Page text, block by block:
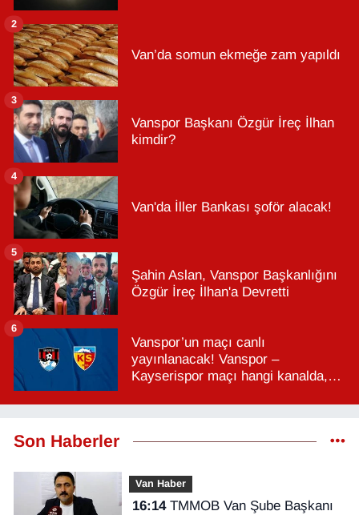
Van’da somun ekmeğe zam yapıldı
2
Vanspor Başkanı Özgür İreç İlhan
kimdir?
3
Van'da İller Bankası şoför alacak!
4
Şahin Aslan, Vanspor Başkanlığını
Özgür İreç İlhan'a Devretti
5
Vanspor’un maçı canlı
yayınlanacak! Vanspor –
Kayserispor maçı hangi kanalda,
6
Son Haberler
Van Haber
16:14TMMOB Van Şube Başkanı